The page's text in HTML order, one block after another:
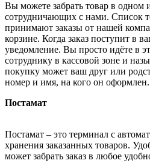
Вы можете забрать товар в одном
сотрудничающих с нами. Список
принимают заказы от нашей
корзине. Когда заказ поступит в
уведомление. Вы просто идёте в
сотруднику в кассовой зоне и
покупку может ваш друг или
номер и имя, на кого он оформлен.
Постамат
Постамат – это терминал с
хранения заказанных товаров.
может забрать заказ в любое